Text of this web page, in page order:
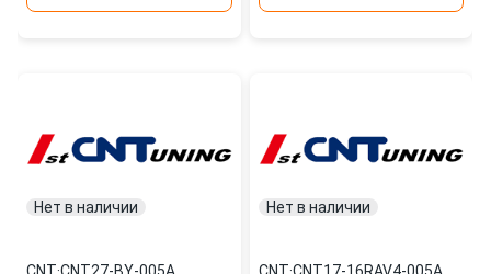
Нет в наличии Нет в наличии